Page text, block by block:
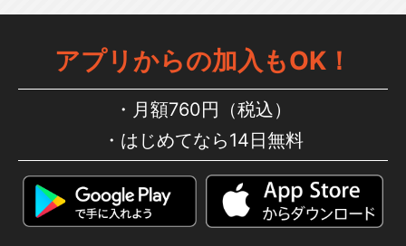
アプリからの加入もOK！
月額760円（税込）
はじめてなら14日無料